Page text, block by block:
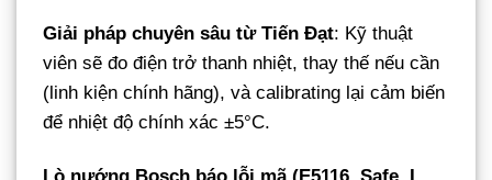
Giải pháp chuyên sâu từ Tiến Đạt: Kỹ thuật
viên sẽ đo điện trở thanh nhiệt, thay thế nếu cần
(linh kiện chính hãng), và calibrating lại cảm biến
để nhiệt độ chính xác ±5°C.